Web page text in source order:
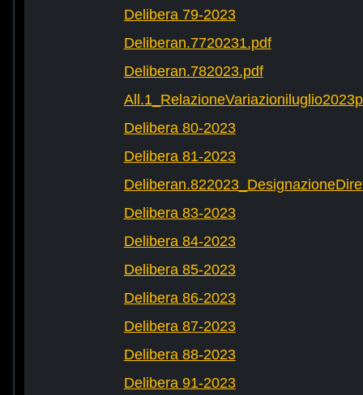
Delibera 79-2023
Deliberan.7720231.pdf
Deliberan.782023.pdf
Delibera 80-2023
Delibera 81-2023
Delibera 83-2023
Delibera 84-2023
Delibera 85-2023
Delibera 86-2023
Delibera 87-2023
Delibera 88-2023
Delibera 91-2023